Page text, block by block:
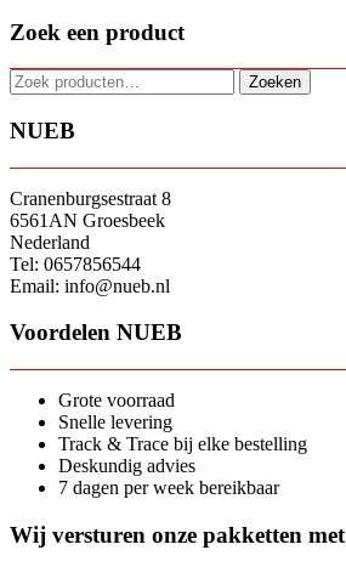
Zoek een product
Zoeken
naar:
Zoeken
NUEB
Cranenburgsestraat 8
6561AN Groesbeek
Nederland
Tel: 0657856544
Email: info@nueb.nl
Voordelen NUEB
Grote voorraad
Snelle levering
Track & Trace bij elke bestelling
Deskundig advies
7 dagen per week bereikbaar
Wij versturen onze pakketten met